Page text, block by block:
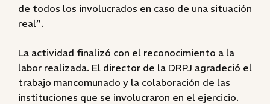
de todos los involucrados en caso de una situación
real”.
La actividad finalizó con el reconocimiento a la
labor realizada. El director de la DRPJ agradeció el
trabajo mancomunado y la colaboración de las
instituciones que se involucraron en el ejercicio.